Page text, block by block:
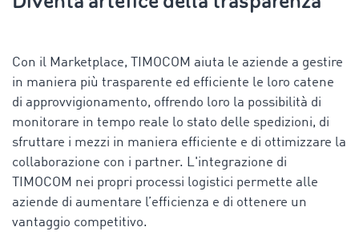
Con il Marketplace, TIMOCOM aiuta le aziende a gestire
in maniera più trasparente ed efficiente le loro catene
di approvvigionamento, offrendo loro la possibilità di
monitorare in tempo reale lo stato delle spedizioni, di
sfruttare i mezzi in maniera efficiente e di ottimizzare la
collaborazione con i partner. L'integrazione di
TIMOCOM nei propri processi logistici permette alle
aziende di aumentare l’efficienza e di ottenere un
vantaggio competitivo.